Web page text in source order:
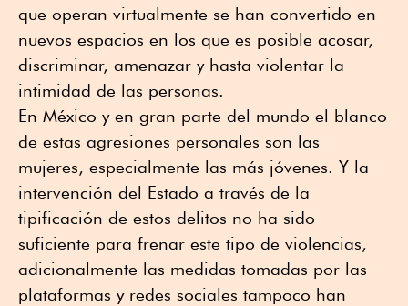
que operan virtualmente se han convertido en
nuevos espacios en los que es posible acosar,
discriminar, amenazar y hasta violentar la
intimidad de las personas.
En México y en gran parte del mundo el blanco
de estas agresiones personales son las
mujeres, especialmente las más jóvenes. Y la
intervención del Estado a través de la
tipificación de estos delitos no ha sido
suficiente para frenar este tipo de violencias,
adicionalmente las medidas tomadas por las
plataformas y redes sociales tampoco han